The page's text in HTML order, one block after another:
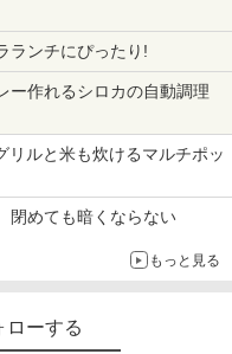
ランチにぴったり!
ー作れるシロカの自動調理
ルと米も炊けるマルチポッ
めても暗くならない
もっと見る
ローする